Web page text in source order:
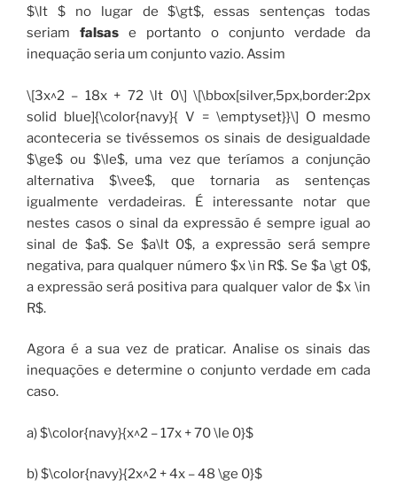
$\lt $ no lugar de $\gt$, essas sentenças todas
seriam falsas e portanto o conjunto verdade da
inequação seria um conjunto vazio. Assim
\[3x^2 – 18x + 72 \lt 0\] \[\bbox[silver,5px,border:2px
solid blue]{\color{navy}{ V = \emptyset}}\] O mesmo
aconteceria se tivéssemos os sinais de desigualdade
$\ge$ ou $\le$, uma vez que teríamos a conjunção
alternativa $\vee$, que tornaria as sentenças
igualmente verdadeiras. É interessante notar que
nestes casos o sinal da expressão é sempre igual ao
sinal de $a$. Se $a\lt 0$, a expressão será sempre
negativa, para qualquer número $x \in R$. Se $a \gt 0$,
a expressão será positiva para qualquer valor de $x \in
R$.
Agora é a sua vez de praticar. Analise os sinais das
inequações e determine o conjunto verdade em cada
caso.
a) $\color{navy}{x^2 – 17x + 70 \le 0}$
b) $\color{navy}{2x^2 + 4x – 48 \ge 0}$